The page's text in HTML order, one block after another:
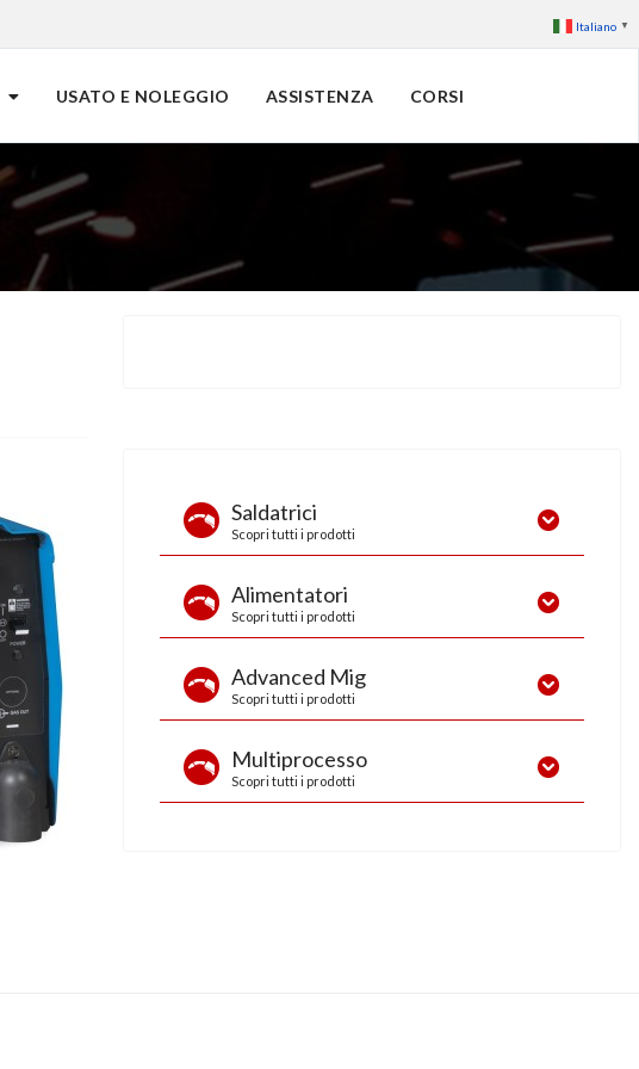
Italiano ▼
USATO E NOLEGGIO ASSISTENZA CORSI
Saldatrici
Scopri tutti i prodotti
Deltaweld 302
Alimentatori
Scopri tutti i prodotti
Serie 70
Advanced Mig
Scopri tutti i prodotti
Multiprocesso
Scopri tutti i prodotti